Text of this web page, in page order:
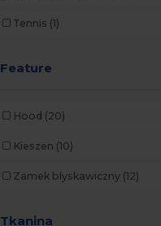
Tennis (1)
Feature
Hood (20)
Kieszen (10)
Zamek blyskawiczny (12)
Tkanina